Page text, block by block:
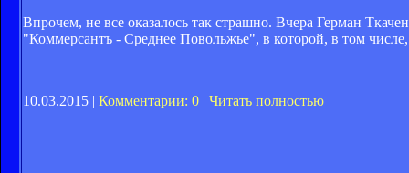
Впрочем, не все оказалось так страшно. Вчера Герман
"Коммерсантъ - Среднее Повольжье", в которой, в том числе,
10.03.2015 | Комментарии: 0 | Читать полностью